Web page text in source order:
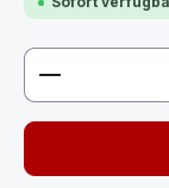
Produkt